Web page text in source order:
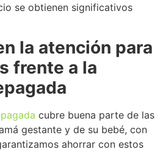
se obtienen significativos
la atención para
frente a la
cubre buena parte de las
gestante y de su bebé, con
ahorrar con estos